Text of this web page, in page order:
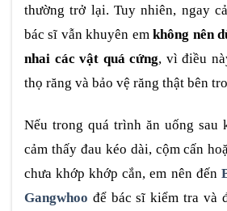
thường trở lại. Tuy nhiên, ngay
bác sĩ vẫn khuyên emkhông nên
nhai các vật quá cứng, vì điều
thọ răng và bảo vệ răng thật bên
Nếu trong quá trình ăn uống sau
cảm thấy đau kéo dài, cộm cấn
chưa khớp khớp cắn, em nên đến
Gangwhoo để bác sĩ kiểm tra và